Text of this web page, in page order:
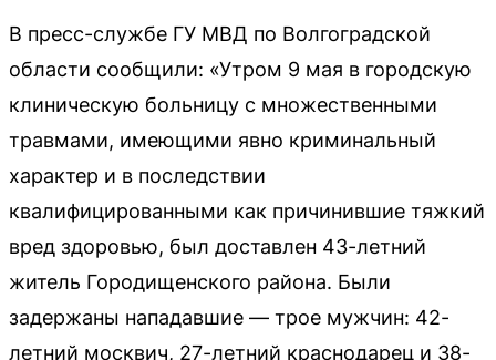
В пресс-службе ГУ МВД по Волгоградской
области сообщили: «Утром 9 мая в городскую
клиническую больницу с множественными
травмами, имеющими явно криминальный
характер и в последствии
квалифицированными как причинившие тяжкий
вред здоровью, был доставлен 43-летний
житель Городищенского района. Были
задержаны нападавшие — трое мужчин: 42-
летний москвич, 27-летний краснодарец и 38-